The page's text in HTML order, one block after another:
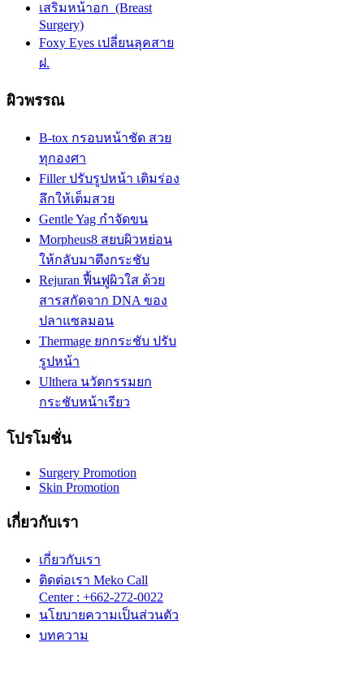
เสริมหน้าอก (Breast
Surgery)
Foxy Eyes เปลี่ยนลุคสาย
ฝ.
ผิวพรรณ
B-tox กรอบหน้าชัด สวย
ทุกองศา
Filler ปรับรูปหน้า เติมร่อง
ลึกให้เต็มสวย
Gentle Yag กำจัดขน
Morpheus8 สยบผิวหย่อน
ให้กลับมาตึงกระชับ
Rejuran ฟื้นฟูผิวใส ด้วย
สารสกัดจาก DNA ของ
ปลาแซลมอน
Thermage ยกกระชับ ปรับ
รูปหน้า
Ulthera นวัตกรรมยก
กระชับหน้าเรียว
โปรโมชั่น
Surgery Promotion
Skin Promotion
เกี่ยวกับเรา
เกี่ยวกับเรา
ติดต่อเรา Meko Call
Center : +662-272-0022
นโยบายความเป็นส่วนตัว
บทความ